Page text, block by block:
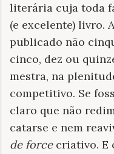
literária cuja toda
(e excelente) livro.
publicado não
cinco, dez ou
mestra, na
competitivo. Se
claro que não
catarse e nem
de forcecriativo. E